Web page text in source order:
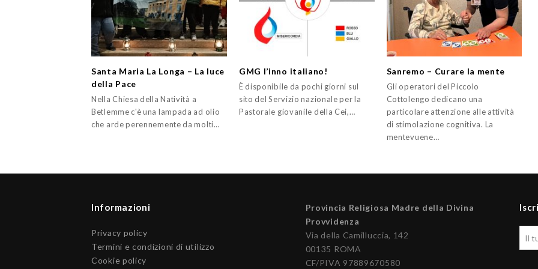
Santa Maria La Longa – La luce
della Pace
Nella Chiesa della Natività a
Betlemme c'è una lampada ad olio
che arde perennemente da molti…
GMG l’inno italiano!
È disponibile da pochi giorni sul
sito del Servizio nazionale per la
Pastorale giovanile della Cei,…
Sanremo – Curare la mente
Gli operatori del Piccolo
Cottolengo dedicano una
particolare attenzione alle attività
di stimolazione cognitiva. La
mentevuene…
Informazioni
Privacy policy
Termini e condizioni di utilizzo
Cookie policy
Provincia Religiosa Madre della Divina
Provvidenza
Via della Camilluccia, 142
00135 ROMA
CF/PIVA 97889670580